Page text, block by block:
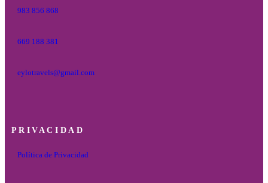
983 856 868
669 188 381
eylotravels@gmail.com
PRIVACIDAD
Política de Privacidad